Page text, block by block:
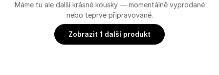
Máme tu ale další krásné kousky — momentálně vyprodané
nebo teprve připravované.
Zobrazit 1 další produkt